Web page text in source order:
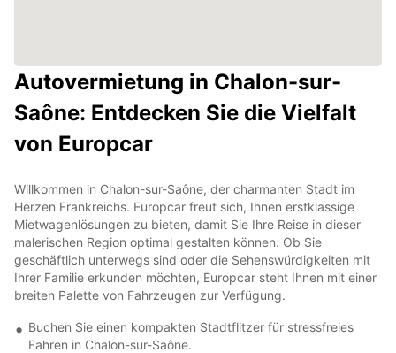
Autovermietung in Chalon-sur-
Saône: Entdecken Sie die Vielfalt
von Europcar
Willkommen in Chalon-sur-Saône, der charmanten Stadt im
Herzen Frankreichs. Europcar freut sich, Ihnen erstklassige
Mietwagenlösungen zu bieten, damit Sie Ihre Reise in dieser
malerischen Region optimal gestalten können. Ob Sie
geschäftlich unterwegs sind oder die Sehenswürdigkeiten mit
Ihrer Familie erkunden möchten, Europcar steht Ihnen mit einer
breiten Palette von Fahrzeugen zur Verfügung.
Buchen Sie einen kompakten Stadtflitzer für stressfreies
Fahren in Chalon-sur-Saône.